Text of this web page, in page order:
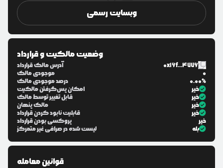
وبسایت رسمی
وضعیت مالکیت و قرارداد
آدرس مالک قرارداد
0x16f...4776
موجودی مالک
0
درصد موجودی مالک
0.00%
امکان پس‌گرفتن مالکیت
خیر
قابل تغییر توسط مالک
خیر
مالک پنهان
خیر
قابلیت نابود کردن قرارداد
خیر
پروکسی بودن قرارداد
خیر
لیست شده در صرافی غیر متمرکز
بله
قوانین معامله